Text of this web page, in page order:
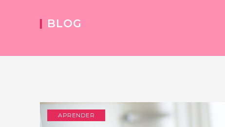
BLOG
APRENDER